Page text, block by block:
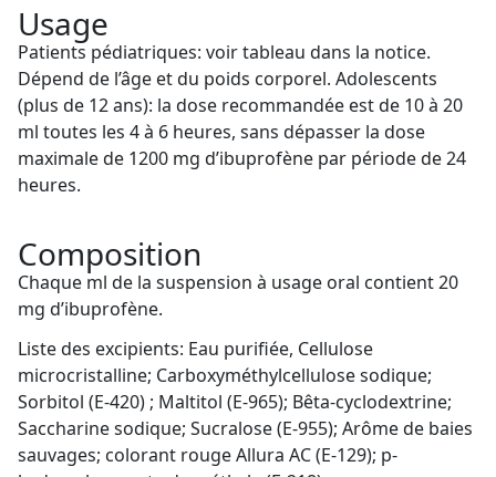
Usage
Patients pédiatriques: voir tableau dans la notice.
Dépend de l’âge et du poids corporel. Adolescents
(plus de 12 ans): la dose recommandée est de 10 à 20
ml toutes les 4 à 6 heures, sans dépasser la dose
maximale de 1200 mg d’ibuprofène par période de 24
heures.
Composition
Chaque ml de la suspension à usage oral contient 20
mg d’ibuprofène.
Liste des excipients: Eau purifiée, Cellulose
microcristalline; Carboxyméthylcellulose sodique;
Sorbitol (E-420) ; Maltitol (E-965); Bêta-cyclodextrine;
Saccharine sodique; Sucralose (E-955); Arôme de baies
sauvages; colorant rouge Allura AC (E-129); p-